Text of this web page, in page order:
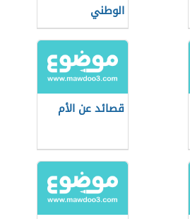
الوطني
قصائد عن الأم